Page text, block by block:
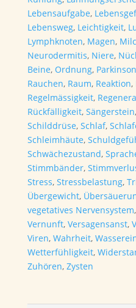
Lebensaufgabe,
Lebensweg, Leichtigkeit,
Lymphknoten, Magen,
Neurodermitis, Niere,
Beine, Ordnung, Parkinson
Rauchen, Raum, Reaktion,
Regelmässigkeit,
Rückfälligkeit, Sängerstein,
Schilddrüse, Schlaf,
Schleimhäute,
Schwächezustand,
Stimmbänder,
Stress, Stressbelastung,
Übergewicht,
vegetatives Nervensystem,
Vernunft, Versagensanst,
Viren, Wahrheit,
Wetterfühligkeit,
Zuhören, Zysten